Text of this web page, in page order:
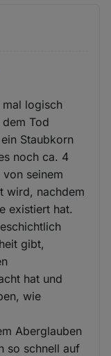
logisch
Tod
Staubkorn
noch ca. 4
seinem
wird, nachdem
existiert hat.
gibt,
hat und
wie
Aberglauben
so schnell auf